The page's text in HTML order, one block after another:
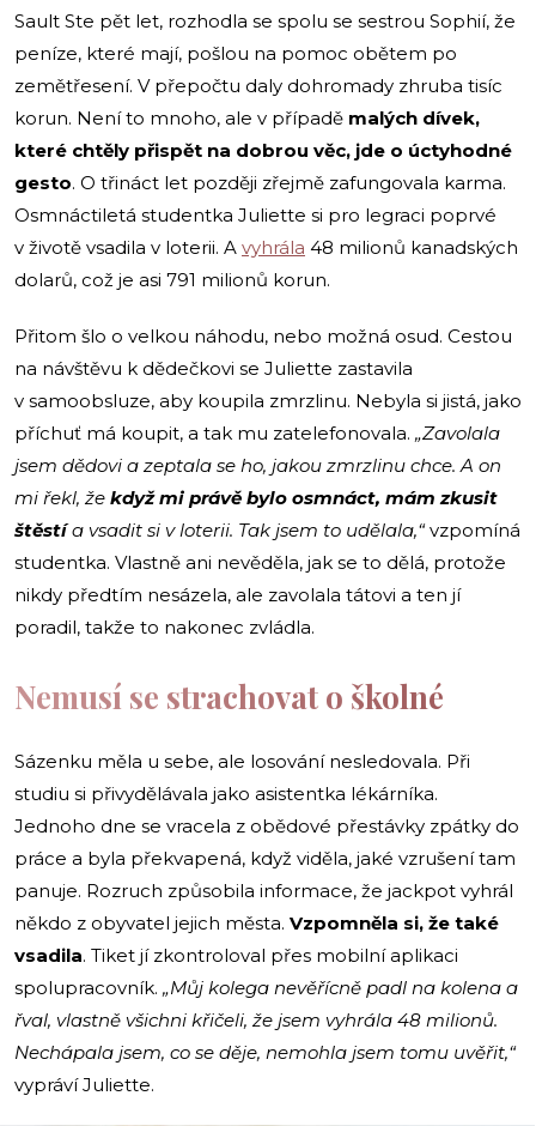
Sault Ste pět let, rozhodla se spolu se sestrou Sophií, že
peníze, které mají, pošlou na pomoc obětem po
zemětřesení. V přepočtu daly dohromady zhruba tisíc
korun. Není to mnoho, ale v případě malých dívek,
které chtěly přispět na dobrou věc, jde o úctyhodné
gesto. O třináct let později zřejmě zafungovala karma.
Osmnáctiletá studentka Juliette si pro legraci poprvé
v životě vsadila v loterii. A vyhrála 48 milionů kanadských
dolarů, což je asi 791 milionů korun.
Přitom šlo o velkou náhodu, nebo možná osud. Cestou
na návštěvu k dědečkovi se Juliette zastavila
v samoobsluze, aby koupila zmrzlinu. Nebyla si jistá, jako
příchuť má koupit, a tak mu zatelefonovala. „Zavolala
jsem dědovi a zeptala se ho, jakou zmrzlinu chce. A on
mi řekl, že když mi právě bylo osmnáct, mám zkusit
štěstía vsadit si v loterii. Tak jsem to udělala,“vzpomíná
studentka. Vlastně ani nevěděla, jak se to dělá, protože
nikdy předtím nesázela, ale zavolala tátovi a ten jí
poradil, takže to nakonec zvládla.
Nemusí se strachovat o školné
Sázenku měla u sebe, ale losování nesledovala. Při
studiu si přivydělávala jako asistentka lékárníka.
Jednoho dne se vracela z obědové přestávky zpátky do
práce a byla překvapená, když viděla, jaké vzrušení tam
panuje. Rozruch způsobila informace, že jackpot vyhrál
někdo z obyvatel jejich města. Vzpomněla si, že také
vsadila. Tiket jí zkontroloval přes mobilní aplikaci
spolupracovník. „Můj kolega nevěřícně padl na kolena a
řval, vlastně všichni křičeli, že jsem vyhrála 48 milionů.
Nechápala jsem, co se děje, nemohla jsem tomu uvěřit,“
vypráví Juliette.